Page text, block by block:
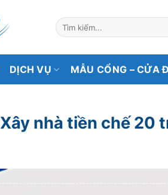
Tìm
kiếm:
DỊCH VỤ MẪU CỔNG – CỬA
Xây nhà tiền chế 20